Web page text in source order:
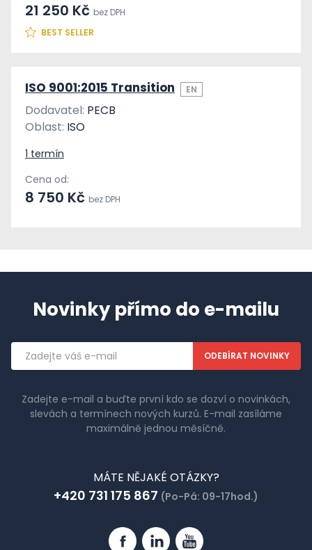
21 250 Kč bez DPH
BEST SELLER
ISO 9001:2015 Transition EN
Dodavatel: PECB
Oblast: ISO
1 termín
Cena od:
8 750 Kč bez DPH
Novinky přímo do e-mailu
Emailová
adresa
Zadejte e-mail a buďte první kdo se dozví o novinkách,
slevách a termínech nových kurzů. E-mail zasíláme
maximálně jednou měsíčně.
MÁTE NĚJAKÉ OTÁZKY?
+420 731 175 867 (Po-Pá: 09-17hod.)